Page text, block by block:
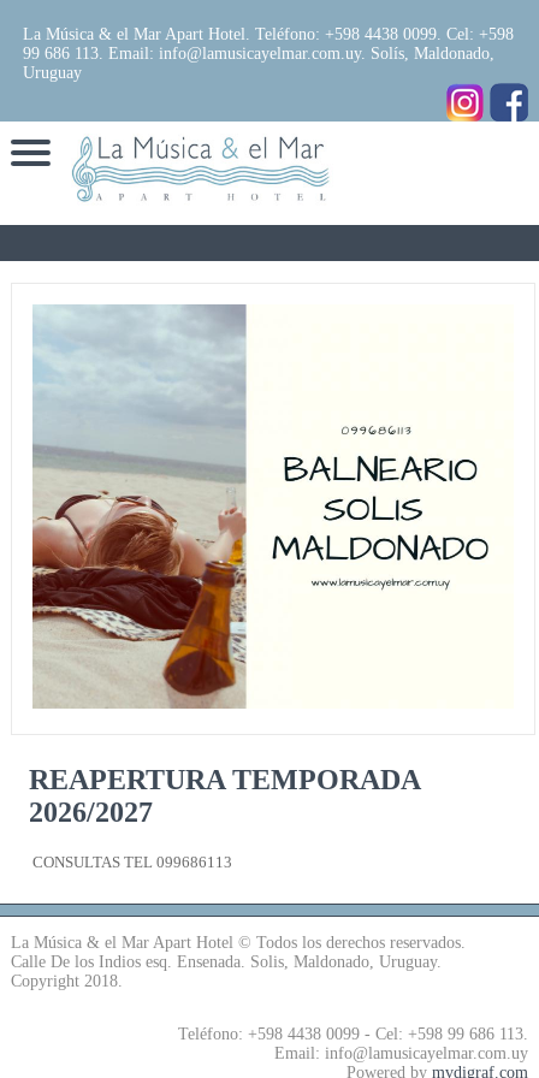
La Música & el Mar Apart Hotel. Teléfono: +598 4438 0099. Cel: +598
99 686 113. Email: info@lamusicayelmar.com.uy. Solís, Maldonado,
Uruguay
REAPERTURA TEMPORADA
2026/2027
CONSULTAS TEL 099686113
La Música & el Mar Apart Hotel © Todos los derechos reservados.
Calle De los Indios esq. Ensenada. Solis, Maldonado, Uruguay.
Copyright 2018.
Teléfono: +598 4438 0099 - Cel: +598 99 686 113.
Email: info@lamusicayelmar.com.uy
Powered bymvdigraf.com